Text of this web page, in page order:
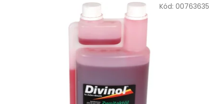
Kód: 00763635